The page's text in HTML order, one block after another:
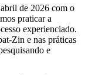
de 2026 com o
praticar a
experienciado.
Zin e nas práticas
e